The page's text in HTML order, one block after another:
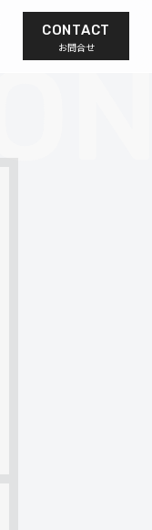
CONTACT
お問合せ